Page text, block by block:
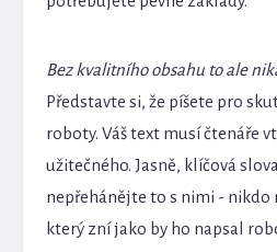
Bez kvalitního obsahu to ale
Představte si, že píšete pro
roboty. Váš text musí čtenáře
užitečného. Jasně, klíčová
nepřehánějte to s nimi - nikdo
který zní jako by ho napsal